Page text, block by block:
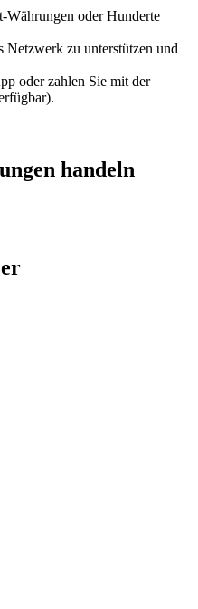
Währungen oder Hunderte
Netzwerk zu unterstützen und
oder zahlen Sie mit der
handeln